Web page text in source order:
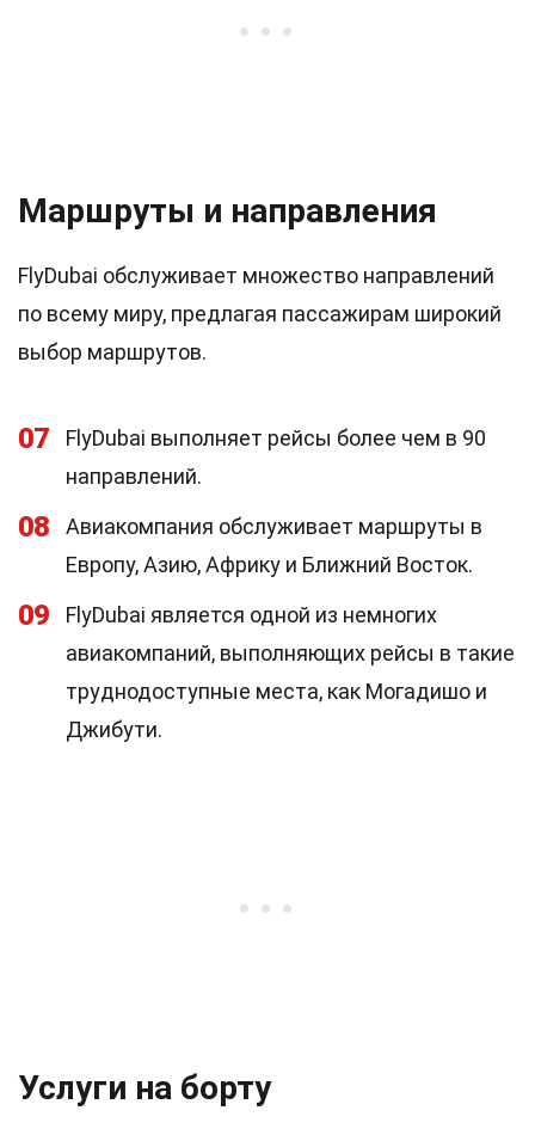
Маршруты и направления
FlyDubai обслуживает множество направлений
по всему миру, предлагая пассажирам широкий
выбор маршрутов.
07
FlyDubai выполняет рейсы более чем в 90
направлений.
08
Авиакомпания обслуживает маршруты в
Европу, Азию, Африку и Ближний Восток.
09
FlyDubai является одной из немногих
авиакомпаний, выполняющих рейсы в такие
труднодоступные места, как Могадишо и
Джибути.
Услуги на борту